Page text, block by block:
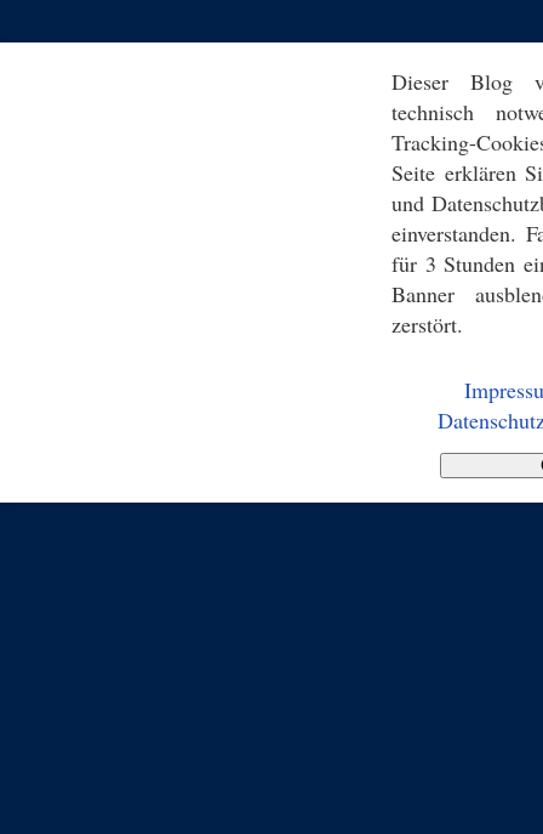
Dieser Blog
technisch
Tracking-
Seite erklären
und
einverstanden.
für 3 Stunden
Banner
zerstört.